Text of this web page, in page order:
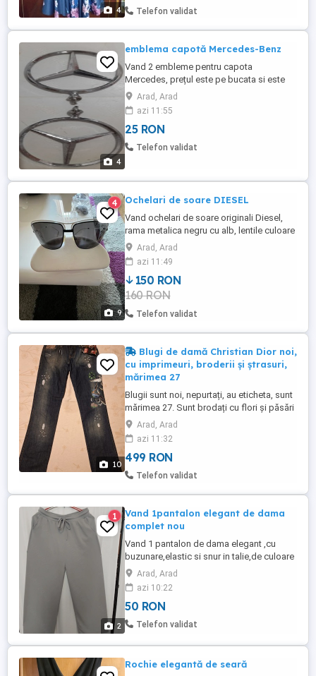
4 Telefon validat
4
emblema capotă Mercedes-Benz
Vand 2 embleme pentru capota
Mercedes, prețul este pe bucata si este
FIX cumpărătorul din țară își va plăti
transportul cu posta simpla sau curierat
rapid.
Arad, Arad
azi 11:55
25 RON
Telefon validat
9
4 Ochelari de soare DIESEL
Vand ochelari de soare originali Diesel,
rama metalica negru cu alb, lentile culoare
inchisa! Au costat 70 euro, cumpărați din
Optica din Italia. Produsul este ca nou! Mai
include și un set de lentile !
Arad, Arad
azi 11:49
150 RON
160 RON
Telefon validat
10
Blugi de damă Christian Dior noi,
cu imprimeuri, broderii și ștrasuri,
mărimea 27
Blugii sunt noi, nepurtați, au eticheta, sunt
mărimea 27. Sunt brodați cu flori și păsări
și au și câteva imprimeuri de culoare albă
și ștrasuri. Mai multe informații puteți cere
prin mesaj aici.
Arad, Arad
azi 11:32
499 RON
Telefon validat
2
1
Vand 1pantalon elegant de dama
complet nou
Vand 1 pantalon de dama elegant ,cu
buzunare,elastic si snur in talie,de culoare
gri deschis, marimea XXL (90 cm talie,120
cm sold) ,din matase sintetica ,complet
nou. Nu se sifoneaza ,nu se calca.
Arad, Arad
azi 10:22
50 RON
Telefon validat
Rochie elegantă de seară